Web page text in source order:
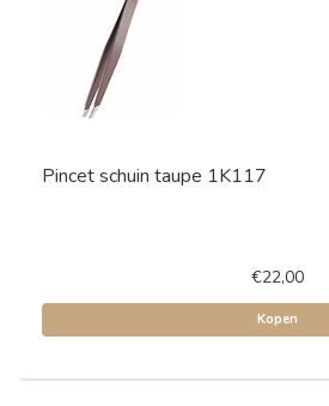
Pincet schuin taupe 1K117
€22,00
Kopen